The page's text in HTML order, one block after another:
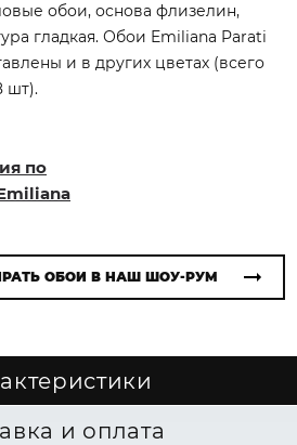
обои, основа флизелин,
гладкая. Обои Emiliana Parati
и в других цветах (всего
шт).
по
ОБОИ В НАШ ШОУ-РУМ
и оплата